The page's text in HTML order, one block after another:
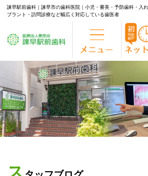
to
content
諫早駅前歯科｜諫早市の歯科医院｜小児・審美・予防歯科・入
プラント・訪問診療など幅広く対応している歯医者
ス